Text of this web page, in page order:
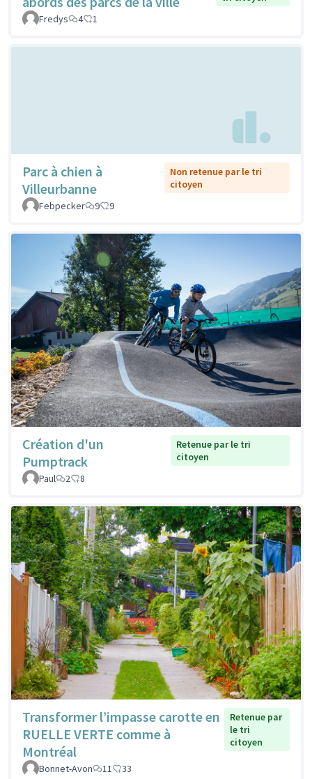
Fredys
4 1
Parc à chien à
Villeurbanne
Non retenue par le tri
citoyen
Febpecker
9 9
Création d'un
Pumptrack
Retenue par le tri
citoyen
Paul
2 8
Transformer l’impasse carotte en
RUELLE VERTE comme à
Montréal
Retenue par
le tri
citoyen
Bonnet-Avon 11 33